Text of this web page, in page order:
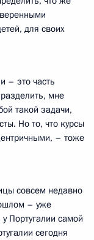
для своих
– это часть
мне
такой задачи,
Но то, что курсы
– тоже
совсем недавно
– уже
Португалии самой
сегодня